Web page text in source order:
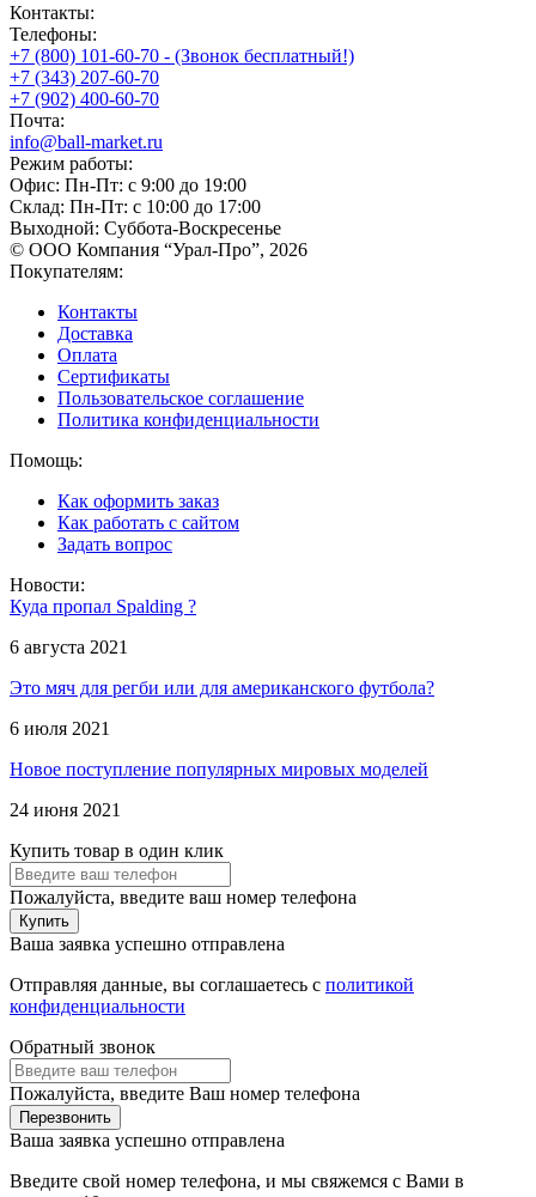
Контакты:
Телефоны:
+7 (800) 101-60-70 - (Звонок бесплатный!)
+7 (343) 207-60-70
+7 (902) 400-60-70
Почта:
info@ball-market.ru
Режим работы:
Офис: Пн-Пт: с 9:00 до 19:00
Склад: Пн-Пт: с 10:00 до 17:00
Выходной: Суббота-Воскресенье
© ООО Компания “Урал-Про”, 2026
Покупателям:
Контакты
Доставка
Оплата
Сертификаты
Пользовательское соглашение
Политика конфиденциальности
Помощь:
Как оформить заказ
Как работать с сайтом
Задать вопрос
Новости:
Куда пропал Spalding ?
6 августа 2021
Это мяч для регби или для американского футбола?
6 июля 2021
Новое поступление популярных мировых моделей
24 июня 2021
Купить товар в один клик
Пожалуйста, введите ваш номер телефона
Купить
Ваша заявка успешно отправлена
Отправляя данные, вы соглашаетесь с политикой
конфиденциальности
Обратный звонок
Пожалуйста, введите Ваш номер телефона
Перезвонить
Ваша заявка успешно отправлена
Введите свой номер телефона, и мы свяжемся с Вами в